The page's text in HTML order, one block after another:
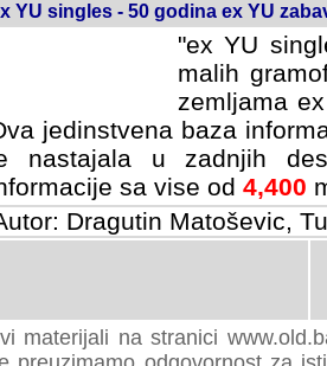
YU singles - 50 godina ex YU
"ex YU
malih
zemljama
jedinstvena baza
nastajala u zadnjih
sa vise od 4,400
Dragutin Matoševic,
materijali na stranici